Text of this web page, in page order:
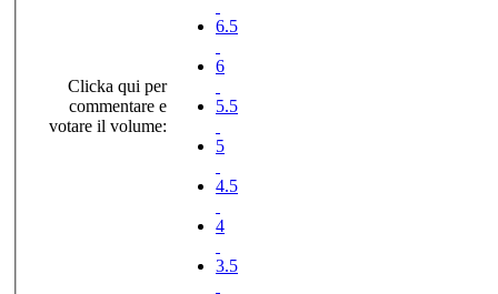
Clicka qui per
commentare e
votare il volume:
6.5
6
5.5
5
4.5
4
3.5